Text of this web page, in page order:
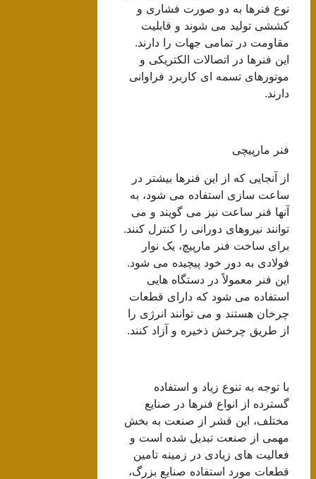
نوع فنرها به دو صورت فشاری و
کششی تولید می شوند و قابلیت
مقاومت در تمامی جهات را دارند.
این فنرها در اتصالات الکتریکی و
موتورهای تسمه ای کاربرد فراوانی
دارند.
فنر مارپیچی
از آنجایی که از این فنرها بیشتر در
ساعت سازی استفاده می شود، به
آنها فنر ساعت نیز می گویند و می
توانند نیروهای دورانی را کنترل کنند.
برای ساخت فنر مارپیچ، یک نوار
فولادی به دور خود پیچیده می شود.
این فنر معمولاً در دستگاه هایی
استفاده می شود که دارای قطعات
چرخان هستند و می توانند انرژی را
از طریق چرخش ذخیره و آزاد کنند.
با توجه به تنوع زیاد و استفاده
گسترده از انواع فنرها در صنایع
مختلف، این قشر از صنعت به بخش
مهمی از صنعت تبدیل شده است و
فعالیت های زیادی در زمینه تامین
قطعات مورد استفاده صنایع بزرگ،